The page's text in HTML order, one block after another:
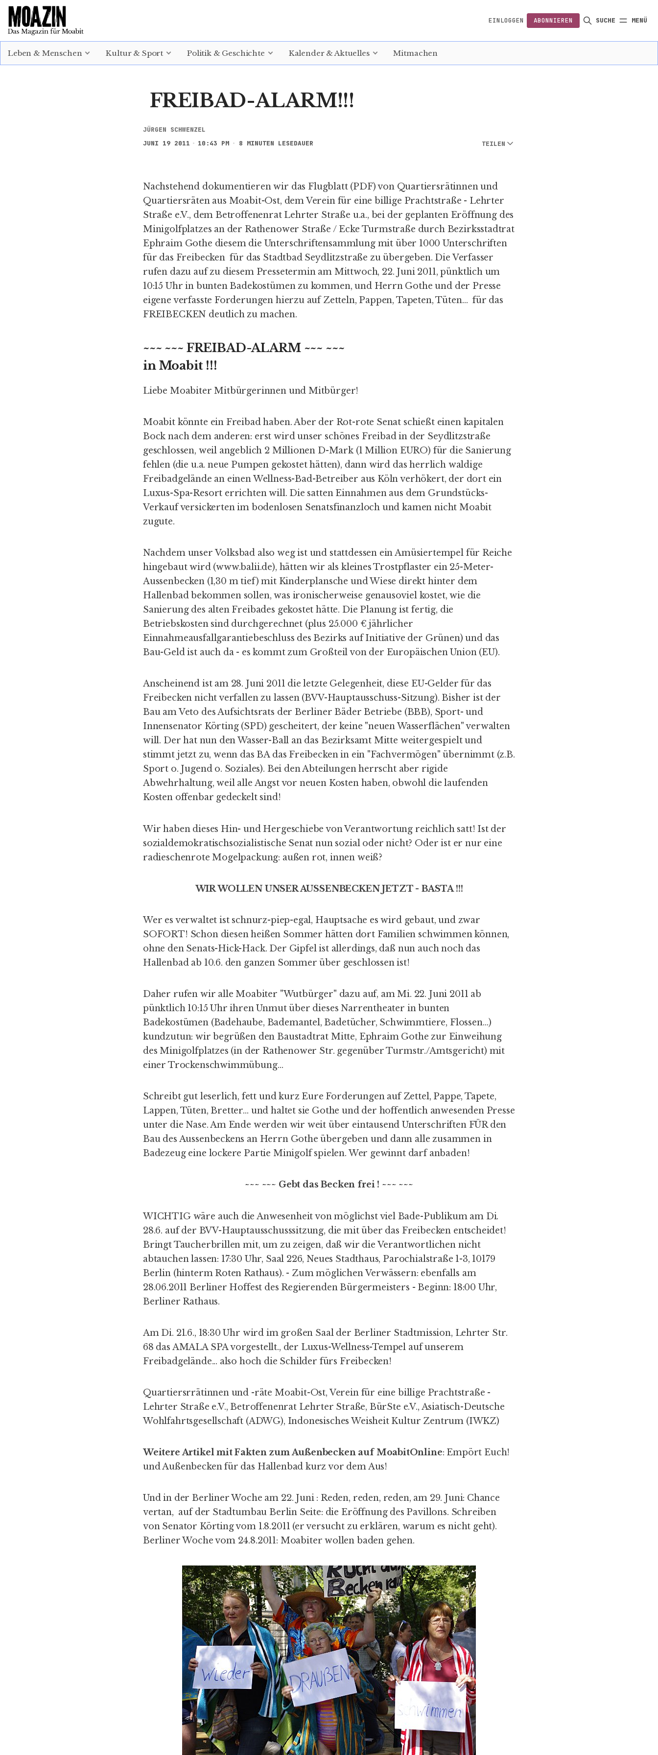
EINLOGGEN ABONNIEREN SUCHE MENÜ
Leben & Menschen Kultur & Sport Politik & Geschichte Kalender & Aktuelles Mitmachen
EINLOGGEN ABONNIEREN
FREIBAD-ALARM!!!
JÜRGEN SCHWENZEL
JUNI 19 2011
10:43 PM 8 MINUTEN LESEDAUER TEILEN
Nachstehend dokumentieren wir das Flugblatt(PDF) von Quartiersrätinnen und
Quartiersräten aus Moabit-Ost, dem Verein für eine billige Prachtstraße - Lehrter
Straße e.V., dem Betroffenenrat Lehrter Straße u.a., bei der geplanten Eröffnung des
Minigolfplatzes an der Rathenower Straße / Ecke Turmstraße durch Bezirksstadtrat
Ephraim Gothe diesem die Unterschriftensammlungmit über 1000 Unterschriften
für das Freibecken für das Stadtbad Seydlitzstraße zu übergeben. Die Verfasser
rufen dazu auf zu diesem Pressetermin am Mittwoch, 22. Juni 2011, pünktlich um
10:15 Uhr in bunten Badekostümen zu kommen, und Herrn Gothe und der Presse
eigene verfasste Forderungen hierzu auf Zetteln, Pappen, Tapeten, Tüten… für das
FREIBECKEN deutlich zu machen.
~~~ ~~~ FREIBAD-ALARM ~~~ ~~~
in Moabit !!!
Liebe Moabiter Mitbürgerinnen und Mitbürger!
Moabit könnte ein Freibad haben. Aber der Rot-rote Senat schießt einen kapitalen
Bock nach dem anderen: erst wird unser schönes Freibad in der Seydlitzstraße
geschlossen, weil angeblich 2 Millionen D-Mark (1 Million EURO) für die Sanierung
fehlen (die u.a. neue Pumpen gekostet hätten), dann wird das herrlich waldige
Freibadgelände an einen Wellness-Bad-Betreiber aus Köln verhökert, der dort ein
Luxus-Spa-Resort errichten will. Die satten Einnahmen aus dem Grundstücks-
Verkauf versickerten im bodenlosen Senatsfinanzloch und kamen nicht Moabit
zugute.
Nachdem unser Volksbad also weg ist und stattdessen ein Amüsiertempel für Reiche
hingebaut wird (www.balii.de), hätten wir als kleines Trostpflaster ein 25-Meter-
Aussenbecken (1,30 m tief) mit Kinderplansche und Wiese direkt hinter dem
Hallenbad bekommen sollen, was ironischerweise genausoviel kostet, wie die
Sanierung des alten Freibades gekostet hätte. Die Planung ist fertig, die
Betriebskosten sind durchgerechnet (plus 25.000 € jährlicher
Einnahmeausfallgarantiebeschluss des Bezirks auf Initiative der Grünen) und das
Bau-Geld ist auch da - es kommt zum Großteil von der Europäischen Union (EU).
Anscheinend ist am 28. Juni 2011 die letzte Gelegenheit, diese EU-Gelder für das
Freibecken nicht verfallen zu lassen (BVV-Hauptausschuss-Sitzung). Bisher ist der
Bau am Veto des Aufsichtsrats der Berliner Bäder Betriebe (BBB), Sport- und
Innensenator Körting (SPD) gescheitert, der keine "neuen Wasserflächen" verwalten
will. Der hat nun den Wasser-Ball an das Bezirksamt Mitte weitergespielt und
stimmt jetzt zu, wenn das BA das Freibecken in ein "Fachvermögen" übernimmt (z.B.
Sport o. Jugend o. Soziales). Bei den Abteilungen herrscht aber rigide
Abwehrhaltung, weil alle Angst vor neuen Kosten haben, obwohl die laufenden
Kosten offenbar gedeckelt sind!
Wir haben dieses Hin- und Hergeschiebe von Verantwortung reichlich satt! Ist der
sozialdemokratischsozialistische Senat nun sozial oder nicht? Oder ist er nur eine
radieschenrote Mogelpackung: außen rot, innen weiß?
WIR WOLLEN UNSER AUSSENBECKEN JETZT - BASTA !!!
Wer es verwaltet ist schnurz-piep-egal, Hauptsache es wird gebaut, und zwar
SOFORT! Schon diesen heißen Sommer hätten dort Familien schwimmen können,
ohne den Senats-Hick-Hack. Der Gipfel ist allerdings, daß nun auch noch das
Hallenbad ab 10.6. den ganzen Sommer über geschlossen ist!
Daher rufen wir alle Moabiter "Wutbürger" dazu auf, am Mi. 22. Juni 2011 ab
pünktlich 10:15 Uhr ihren Unmut über dieses Narrentheater in bunten
Badekostümen (Badehaube, Bademantel, Badetücher, Schwimmtiere, Flossen…)
kundzutun: wir begrüßen den Baustadtrat Mitte, Ephraim Gothe zur Einweihung
des Minigolfplatzes (in der Rathenower Str. gegenüber Turmstr./Amtsgericht) mit
einer Trockenschwimmübung…
Schreibt gut leserlich, fett und kurz Eure Forderungen auf Zettel, Pappe, Tapete,
Lappen, Tüten, Bretter… und haltet sie Gothe und der hoffentlich anwesenden Presse
unter die Nase. Am Ende werden wir weit über eintausend Unterschriften FÜR den
Bau des Aussenbeckens an Herrn Gothe übergeben und dann alle zusammen in
Badezeug eine lockere Partie Minigolf spielen. Wer gewinnt darf anbaden!
~~~ ~~~ Gebt das Becken frei ! ~~~ ~~~
WICHTIG wäre auch die Anwesenheit von möglichst viel Bade-Publikum am Di.
28.6. auf der BVV-Hauptausschusssitzung, die mit über das Freibecken entscheidet!
Bringt Taucherbrillen mit, um zu zeigen, daß wir die Verantwortlichen nicht
abtauchen lassen: 17:30 Uhr, Saal 226, Neues Stadthaus, Parochialstraße 1-3, 10179
Berlin (hinterm Roten Rathaus). - Zum möglichen Verwässern: ebenfalls am
28.06.2011 Berliner Hoffest des Regierenden Bürgermeisters - Beginn: 18:00 Uhr,
Berliner Rathaus.
Am Di. 21.6., 18:30 Uhr wird im großen Saal der Berliner Stadtmission, Lehrter Str.
68 das AMALA SPA vorgestellt., der Luxus-Wellness-Tempel auf unserem
Freibadgelände... also hoch die Schilder fürs Freibecken!
Quartiersrrätinnen und -räte Moabit-Ost, Verein für eine billige Prachtstraße -
Lehrter Straße e.V., Betroffenenrat Lehrter Straße, BürSte e.V., Asiatisch-Deutsche
Wohlfahrtsgesellschaft (ADWG), Indonesisches Weisheit Kultur Zentrum (IWKZ)
Weitere Artikel mit Fakten zum Außenbecken auf MoabitOnline: Empört Euch!
undAußenbecken für das Hallenbad kurz vor dem Aus!
Und in der Berliner Woche am 22. Juni : Reden, reden, reden, am 29. Juni: Chance
vertan, auf der Stadtumbau Berlin Seite: die Eröffnungdes Pavillons. Schreiben
von Senator Körting vom 1.8.2011 (er versucht zu erklären, warum es nicht geht).
Berliner Woche vom 24.8.2011: Moabiter wollen baden gehen.